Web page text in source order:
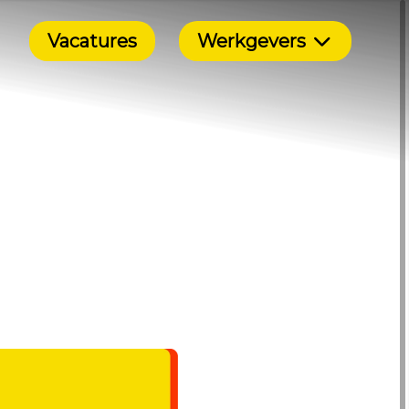
Vacatures Werkgevers